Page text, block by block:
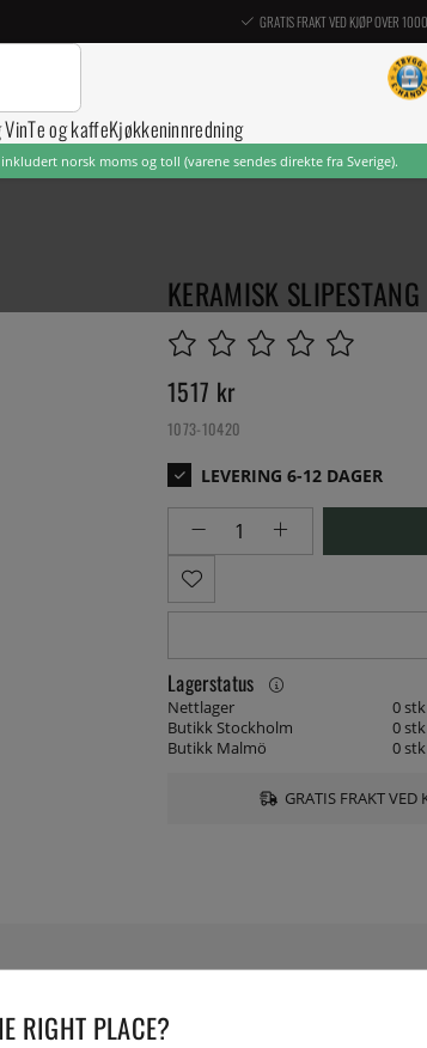
GRATIS FRAKT VED KJØP OVER
VinTe og kaffeKjøkkeninnredning
norsk moms og toll (varene sendes direkte fra Sverige).
KERAMISK
1517 kr
1073-10420
Lagerstatus
Nettlager
0
Butikk Stockholm
0
Butikk Malmö
0
GRATIS FRAKT VED
RIGHT PLACE?